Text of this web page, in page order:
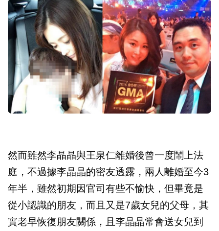
然而雖然李晶晶與王泉仁離婚後曾一度鬧上法
庭，不過據李晶晶的密友透露，兩人離婚至今3
年半，雖然初期因官司有些不愉快，但畢竟是
從小認識的朋友，而且又是7歲女兒的父母，其
實老早恢復朋友關係，且李晶晶常會送女兒到